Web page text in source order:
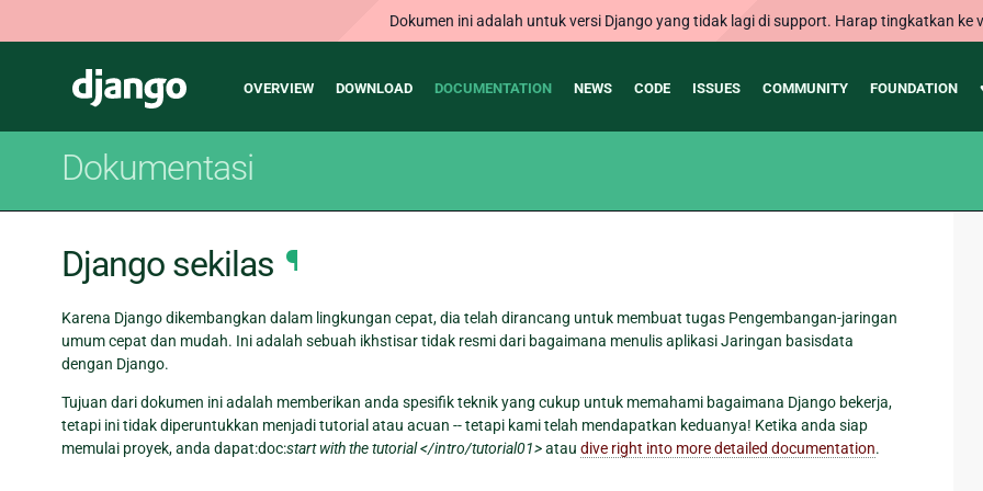
Dokumen ini adalah untuk versi Django yang tidak lagi di support. Harap tingkatkan ke
Django
Main
OVERVIEW DOWNLOAD DOCUMENTATION NEWS CODE ISSUES COMMUNITY FOUNDATION
Dokumentasi
Django sekilas ¶
Karena Django dikembangkan dalam lingkungan cepat, dia telah dirancang untuk membuat tugas Pengembangan-jaringan
umum cepat dan mudah. Ini adalah sebuah ikhstisar tidak resmi dari bagaimana menulis aplikasi Jaringan basisdata
dengan Django.
Tujuan dari dokumen ini adalah memberikan anda spesifik teknik yang cukup untuk memahami bagaimana Django bekerja,
tetapi ini tidak diperuntukkan menjadi tutorial atau acuan -- tetapi kami telah mendapatkan keduanya! Ketika anda siap
memulai proyek, anda dapat:doc:start with the tutorial </intro/tutorial01>atau dive right into more detailed documentation.